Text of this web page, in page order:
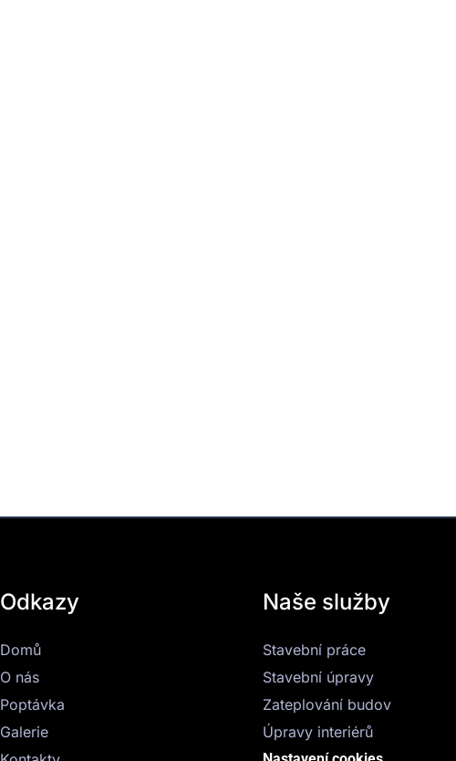
Odkazy
Domů
O nás
Poptávka
Galerie
Naše služby
Stavební práce
Stavební úpravy
Zateplování budov
Úpravy interiérů